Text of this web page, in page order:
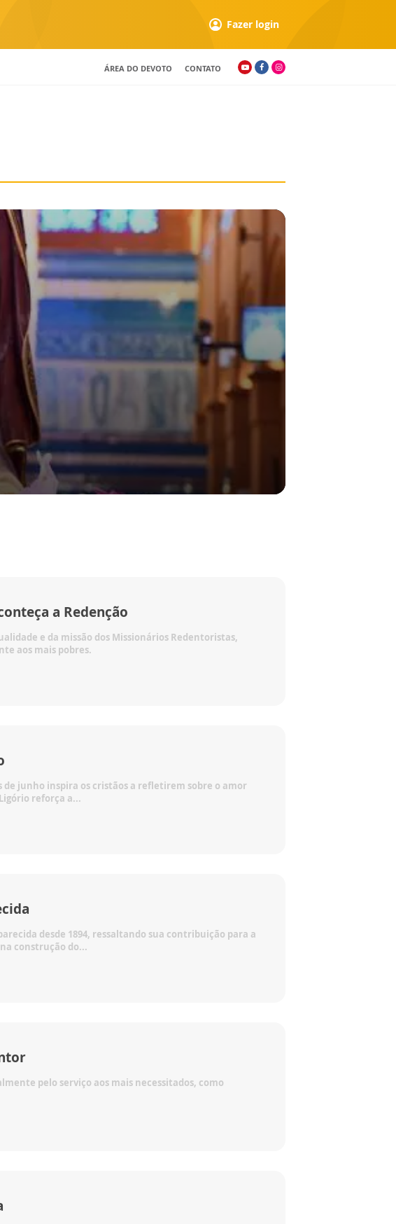
Fazer login
ÁREA DO DEVOTO CONTATO
a Redenção
e da missão dos Missionários Redentoristas,
aos mais pobres.
de junho inspira os cristãos a refletirem sobre o amor
reforça a...
desde 1894, ressaltando sua contribuição para a
construção do...
pelo serviço aos mais necessitados, como